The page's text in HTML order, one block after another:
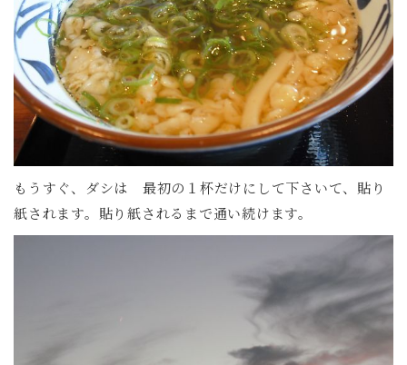
もうすぐ、ダシは 最初の１杯だけにして下さいて、貼り
紙されます。貼り紙されるまで通い続けます。